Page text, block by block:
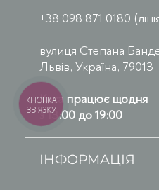
+38 098 871 0180
вулиця Степана
Львів, Україна, 79013
Каса працює щодня
з 13:00 до 19:00
ІНФОРМАЦІЯ
КНОПКА
ЗВ'ЯЗКУ